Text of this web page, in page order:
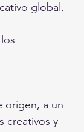
global.
origen, a un
creativos y